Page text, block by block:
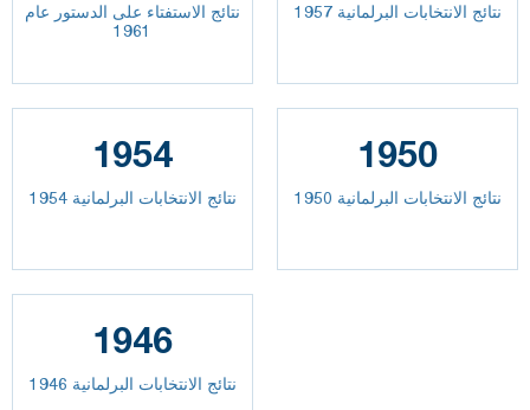
نتائج الاستفتاء على الدستور عام
1961
نتائج الانتخابات البرلمانية 1957
1954
نتائج الانتخابات البرلمانية 1954
1950
نتائج الانتخابات البرلمانية 1950
1946
نتائج الانتخابات البرلمانية 1946